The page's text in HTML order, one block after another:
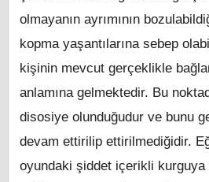
olmayanın ayrımının
kopma yaşantılarına sebep
kişinin mevcut gerçeklikle
anlamına gelmektedir. Bu
disosiye olunduğudur ve bunu
devam ettirilip ettirilmediğidir.
oyundaki şiddet içerikli